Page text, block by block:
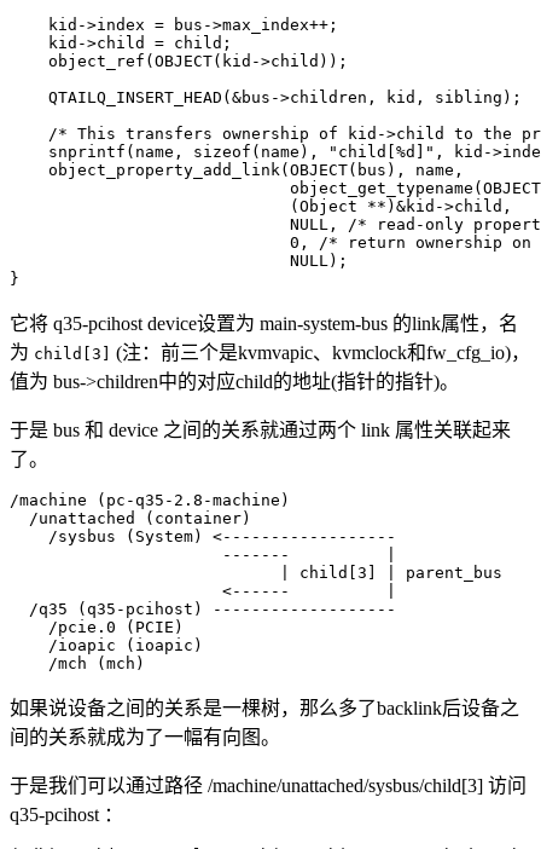
    kid->index = bus->max_index++;
    kid->child = child;
    object_ref(OBJECT(kid->child));
    QTAILQ_INSERT_HEAD(&bus->children, kid, sibling);
/* This transfers ownership of kid->child to the
snprintf(name, sizeof(name), "child[%d]", kid-
    object_property_add_link(OBJECT(bus), name,
                             (Object **)&kid->child,
NULL, /* read-only
0, /* return ownership on
                             NULL);
}
它将 q35-pcihost device设置为 main-system-bus 的link属性，名
为 child[3]
(注：前三个是kvmvapic、kvmclock和fw_cfg_io)，
值为 bus->children中的对应child的地址(指针的指针)。
于是 bus 和 device 之间的关系就通过两个 link 属性关联起来
了。
/machine (pc-q35-2.8-machine)
  /unattached (container)
    /sysbus (System) <------------------
                      -------          |
                            | child[3] | parent_bus
                      <------          |
  /q35 (q35-pcihost) -------------------
    /pcie.0 (PCIE)
    /ioapic (ioapic)
    /mch (mch)
如果说设备之间的关系是一棵树，那么多了backlink后设备之
间的关系就成为了一幅有向图。
于是我们可以通过路径 /machine/unattached/sysbus/child[3] 访问
q35-pcihost ：